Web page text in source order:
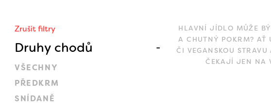
Zrušit filtry
Druhy chodů
VŠECHNY
PŘEDKRM
SNÍDANĚ
HLAVNÍ JÍDLO MŮŽE
A CHUTNÝ POKRM? AŤ
ČI VEGANSKOU
ČEKAJÍ JEN NA